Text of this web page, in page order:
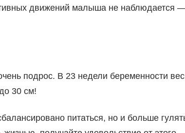
движений малыша не наблюдается
подрос. В 23 недели беременности вес
30 см!
питаться, но и больше